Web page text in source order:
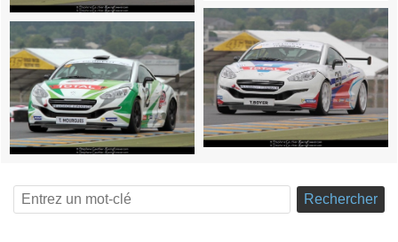
Rechercher